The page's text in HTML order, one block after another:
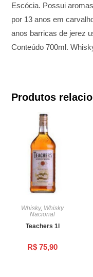
Escócia. Possui
por 13 anos em
anos barricas de jerez
Conteúdo 700ml.
Produtos
Whisky, Whisky
Nacional
Teachers 1l
R$ 75,90